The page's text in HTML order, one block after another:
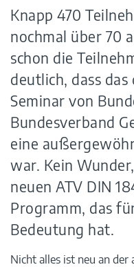
Knapp 470
nochmal über 70
schon die
deutlich, dass
Seminar von
Bundesverband
eine
war. Kein
neuen ATV DIN
Programm, das
Bedeutung hat.
Nicht alles ist neu an